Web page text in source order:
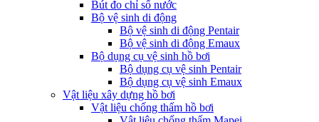
Bút đo chỉ số nước
Bộ vệ sinh di động
Bộ vệ sinh di động Pentair
Bộ vệ sinh di động Emaux
Bộ dụng cụ vệ sinh hồ bơi
Bộ dụng cụ vệ sinh Pentair
Bộ dụng cụ vệ sinh Emaux
Vật liệu xây dựng hồ bơi
Vật liệu chống thấm hồ bơi